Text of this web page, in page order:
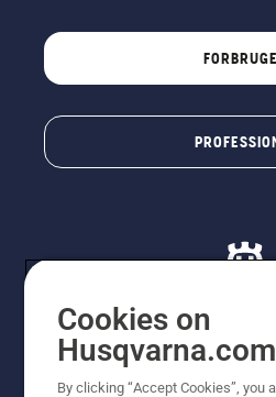
Cookies on
Husqvarna.com
By clicking “Accept Cookies”, you